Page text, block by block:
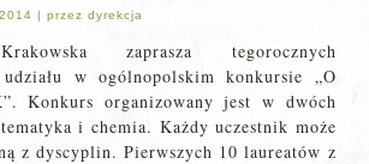
|przez dyrekcja
zaprasza tegorocznych
w ogólnopolskim konkursie „O
Konkurs organizowany jest w dwóch
i chemia. Każdy uczestnik może
z dyscyplin. Pierwszych 10 laureatów z